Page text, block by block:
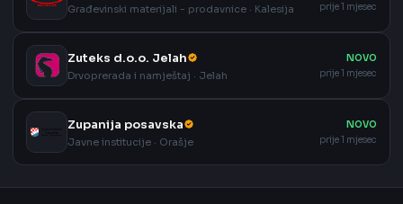
Građevinski materijali - prodavnice · Kalesija
prije 1 mjesec
Zuteks d.o.o. Jelah
Drvoprerada i namještaj · Jelah
NOVO
prije 1 mjesec
Zupanija posavska
Javne institucije · Orašje
NOVO
prije 1 mjesec